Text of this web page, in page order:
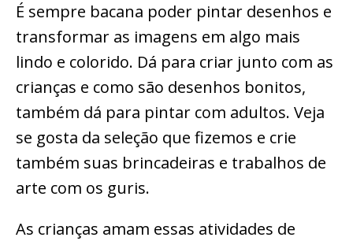
É sempre bacana poder pintar desenhos e
transformar as imagens em algo mais
lindo e colorido. Dá para criar junto com as
crianças e como são desenhos bonitos,
também dá para pintar com adultos. Veja
se gosta da seleção que fizemos e crie
também suas brincadeiras e trabalhos de
arte com os guris.
As crianças amam essas atividades de